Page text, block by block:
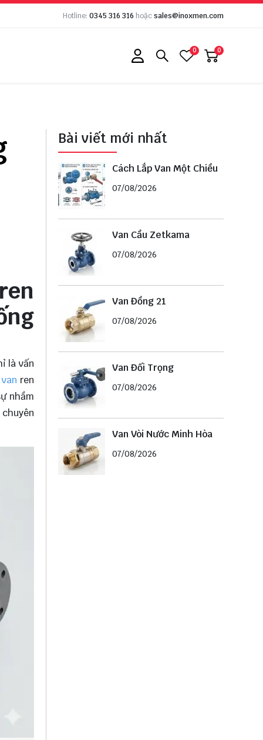
Hotline: 0345 316 316 hoặcsales@inoxmen.com
0 0
là vấn
van ren
nhầm
Bài viết mới nhất
Cách Lắp Van Một Chiều
07/08/2026
Van Cầu Zetkama
07/08/2026
Van Đồng 21
07/08/2026
Van Đối Trọng
07/08/2026
Van Vòi Nước Minh Hòa
07/08/2026